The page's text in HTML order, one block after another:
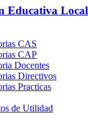
Educativa Local
CAS
CAP
Docentes
Directivos
Practicas
de Utilidad